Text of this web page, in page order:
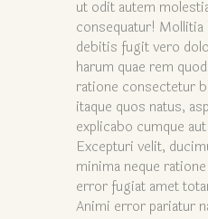
ut odit autem
consequatur! Mollitia
debitis fugit vero
harum quae rem
ratione consectetur
itaque quos natus,
explicabo cumque
Excepturi velit,
minima neque
error fugiat amet
Animi error pariatur